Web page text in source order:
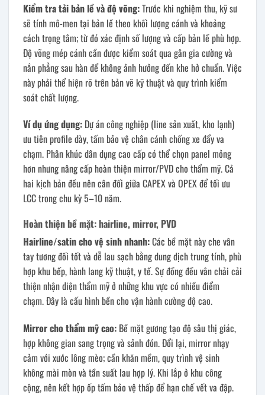
Kiểm tra tải bản lề và độ võng:Trước khi nghiệm thu, kỹ sư
sẽ tính mô-men tại bản lề theo khối lượng cánh và khoảng
cách trọng tâm; từ đó xác định số lượng và cấp bản lề phù hợp.
Độ võng mép cánh cần được kiểm soát qua gân gia cường và
nắn phẳng sau hàn để không ảnh hưởng đến khe hở chuẩn. Việc
này phải thể hiện rõ trên bản vẽ kỹ thuật và quy trình kiểm
soát chất lượng.
Ví dụ ứng dụng: Dự án công nghiệp (line sản xuất, kho lạnh)
ưu tiên profile dày, tấm bảo vệ chân cánh chống xe đẩy va
chạm. Phân khúc dân dụng cao cấp có thể chọn panel mỏng
hơn nhưng nâng cấp hoàn thiện mirror/PVD cho thẩm mỹ. Cả
hai kịch bản đều nên cân đối giữa CAPEX và OPEX để tối ưu
LCC trong chu kỳ 5–10 năm.
Hoàn thiện bề mặt: hairline, mirror, PVD
Hairline/satin cho vệ sinh nhanh:Các bề mặt này che vân
tay tương đối tốt và dễ lau sạch bằng dung dịch trung tính, phù
hợp khu bếp, hành lang kỹ thuật, y tế. Sự đồng đều vân chải cải
thiện nhận diện thẩm mỹ ở những khu vực có nhiều điểm
chạm. Đây là cấu hình bền cho vận hành cường độ cao.
Mirror cho thẩm mỹ cao: Bề mặt gương tạo độ sâu thị giác,
hợp không gian sang trọng và sảnh đón. Đổi lại, mirror nhạy
cảm với xước lông mèo; cần khăn mềm, quy trình vệ sinh
không mài mòn và tần suất lau hợp lý. Khi lắp ở khu công
cộng, nên kết hợp ốp tấm bảo vệ thấp để hạn chế vết va đập.